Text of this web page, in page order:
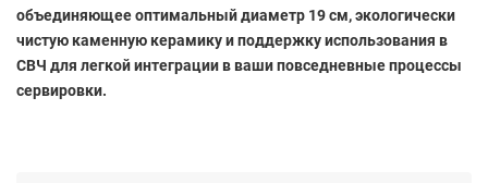
объединяющее оптимальный диаметр 19 см, экологически
чистую каменную керамику и поддержку использования в
СВЧ для легкой интеграции в ваши повседневные процессы
сервировки.